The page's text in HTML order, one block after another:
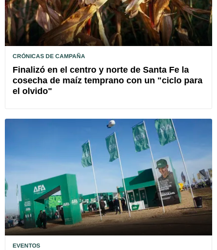
CRÓNICAS DE CAMPAÑA
Finalizó en el centro y norte de Santa Fe la
cosecha de maíz temprano con un "ciclo para
el olvido"
EVENTOS